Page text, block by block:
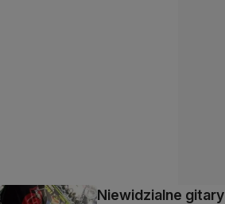
Niewidzialne gitary